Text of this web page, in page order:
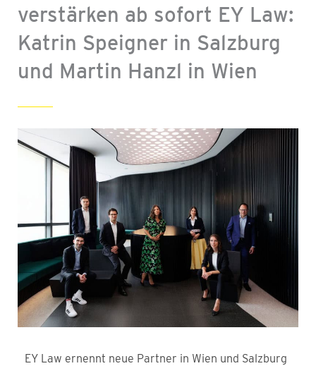
verstärken ab sofort EY Law:
Katrin Speigner in Salzburg
und Martin Hanzl in Wien
EY Law ernennt neue Partner in Wien und Salzburg